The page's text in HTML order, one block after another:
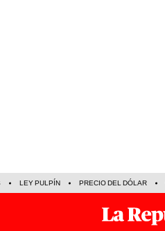
LEY PULPÍN PRECIO DEL DÓLAR